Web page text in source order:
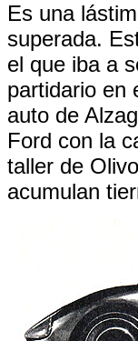
Es una
superada.
el que iba a
partidario en
auto de
Ford con la
taller de
acumulan